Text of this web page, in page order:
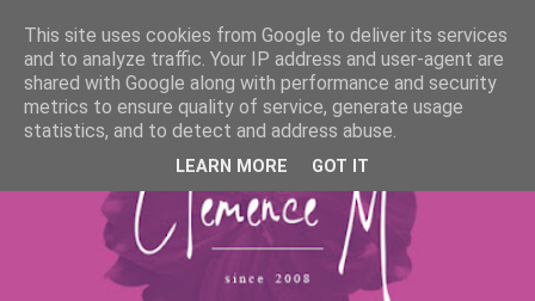
This site uses cookies from Google to deliver its services
and to analyze traffic. Your IP address and user-agent are
shared with Google along with performance and security
metrics to ensure quality of service, generate usage
statistics, and to detect and address abuse.
LEARN MORE GOT IT